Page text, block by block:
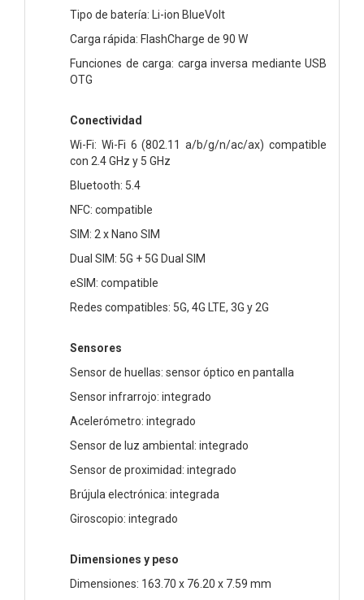
Tipo de batería: Li-ion BlueVolt
Carga rápida: FlashCharge de 90 W
Funciones de carga: carga inversa mediante USB
OTG
Conectividad
Wi-Fi: Wi-Fi 6 (802.11 a/b/g/n/ac/ax) compatible
con 2.4 GHz y 5 GHz
Bluetooth: 5.4
NFC: compatible
SIM: 2 x Nano SIM
Dual SIM: 5G + 5G Dual SIM
eSIM: compatible
Redes compatibles: 5G, 4G LTE, 3G y 2G
Sensores
Sensor de huellas: sensor óptico en pantalla
Sensor infrarrojo: integrado
Acelerómetro: integrado
Sensor de luz ambiental: integrado
Sensor de proximidad: integrado
Brújula electrónica: integrada
Giroscopio: integrado
Dimensiones y peso
Dimensiones: 163.70 x 76.20 x 7.59 mm